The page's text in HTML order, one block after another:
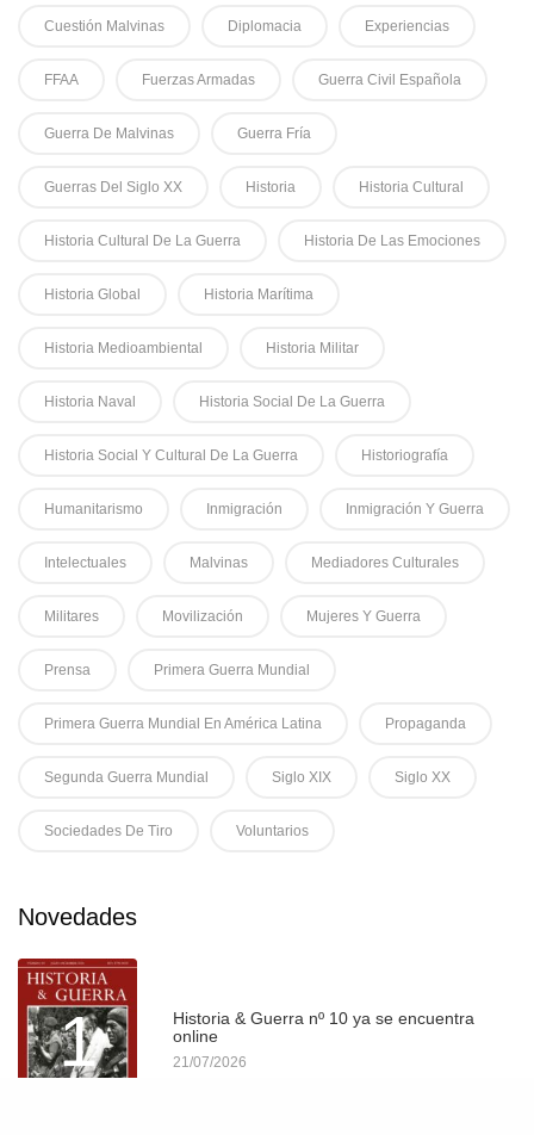
Cuestión Malvinas Diplomacia Experiencias
FFAA Fuerzas Armadas Guerra Civil Española
Guerra De Malvinas Guerra Fría
Guerras Del Siglo XX Historia Historia Cultural
Historia Cultural De La Guerra Historia De Las Emociones
Historia Global Historia Marítima
Historia Medioambiental Historia Militar
Historia Naval Historia Social De La Guerra
Historia Social Y Cultural De La Guerra Historiografía
Humanitarismo Inmigración Inmigración Y Guerra
Intelectuales Malvinas Mediadores Culturales
Militares Movilización Mujeres Y Guerra
Prensa Primera Guerra Mundial
Primera Guerra Mundial En América Latina Propaganda
Segunda Guerra Mundial Siglo XIX Siglo XX
Sociedades De Tiro Voluntarios
Novedades
1
Historia & Guerra nº 10 ya se encuentra
online
21/07/2026